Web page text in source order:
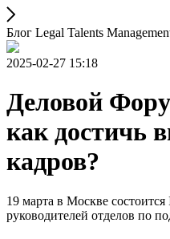
Блог Legal Talents
2025-02-27 15:18
Деловой
как достичь
кадров?
19 марта в Москве
руководителей отделов по